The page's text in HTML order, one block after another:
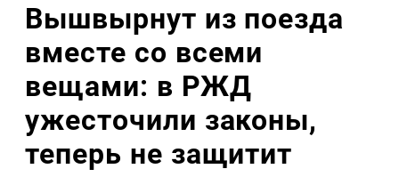
Вышвырнут из поезда
вместе со всеми
вещами: в РЖД
ужесточили законы,
теперь не защитит